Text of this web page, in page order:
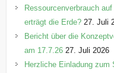
n
Ressourcenverbrauch
erträgt die Erde? 27. Juli
Bericht über die
am 17.7.26 27. Juli 2026
Herzliche Einladung zum